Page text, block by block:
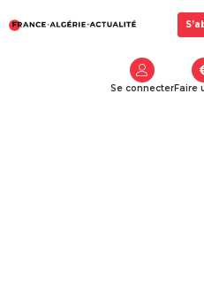
Se connecterFaire